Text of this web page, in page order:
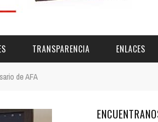
DE ÁMBITO COMARCAL Y PROVINCIAL
TRANSPARENCIA
REUNIONES Y ACUERDOS DEL PATRONATO
ENLACES
de AFA